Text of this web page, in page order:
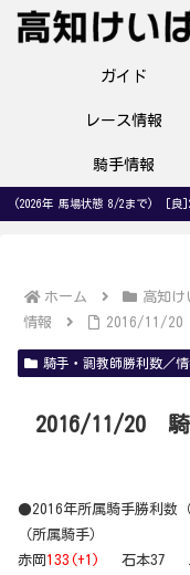
ガイド
レース情報
騎手情報
(2026年 馬場状態 8/2まで) [
ホーム 高知け
情報
2016/11/20
騎手・調教師勝利数／
2016/11/20 騎
●2016年所属騎手勝利数
（所属騎手）
赤岡133(+1) 石本37